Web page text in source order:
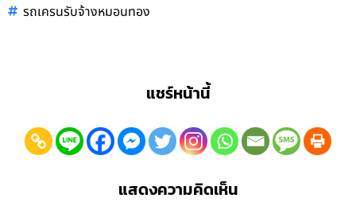
รถเครนรับจ้างหมอนทอง
แชร์หน้านี้
แสดงความคิดเห็น